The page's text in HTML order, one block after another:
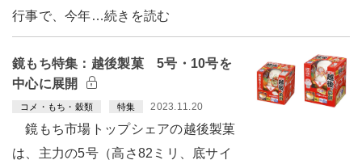
行事で、今年…続きを読む
鏡もち特集：越後製菓 5号・10号を
中心に展開
コメ・もち・穀類 特集 2023.11.20
鏡もち市場トップシェアの越後製菓
は、主力の5号（高さ82ミリ、底サイ